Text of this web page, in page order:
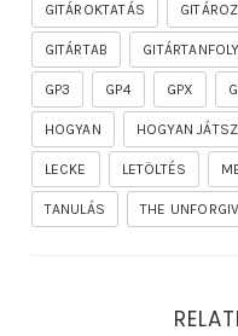
GITÁROKTATÁS
GITÁRTAB
GP3 GP4 GPX
HOGYAN HOGYAN
LECKE LETÖLTÉS
TANULÁS THE